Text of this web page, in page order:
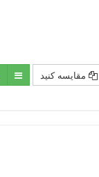
مقایسه کنید